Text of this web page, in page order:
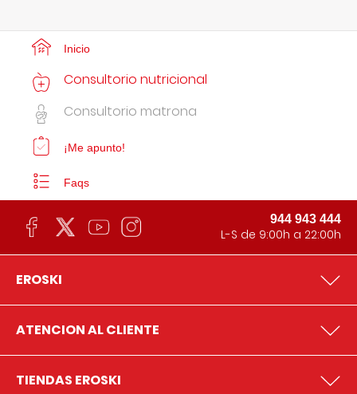
Inicio
Consultorio nutricional
Consultorio matrona
¡Me apunto!
Faqs
944 943 444
L-S de 9:00h a 22:00h
EROSKI
ATENCION AL CLIENTE
TIENDAS EROSKI